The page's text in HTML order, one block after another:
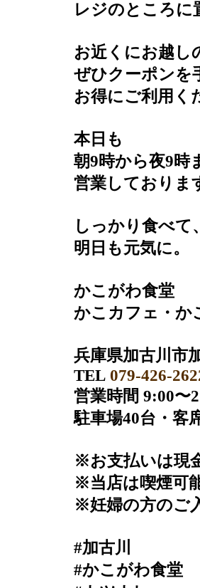
レジのところに
お近くにお越し
ぜひクーポンを
お得にご利用く
本日も
朝9時から夜9時
営業しておりま
しっかり食べて、
明日も元気に。
かこがわ食堂
かこカフェ・か
兵庫県加古川市
TEL 079-426-
営業時間 9:00〜
駐車場40台・客
※お支払いは現
※当店は喫煙可
※妊婦の方のご
#加古川
#かこがわ食堂